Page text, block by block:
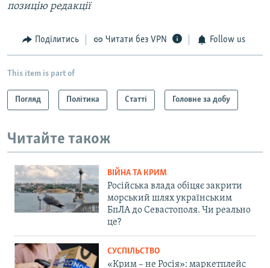
позицію редакції
Поділитись Читати без VPN Follow us
This item is part of
Погляд Політика Статті Головне за добу
Читайте також
ВІЙНА ТА КРИМ
Російська влада обіцяє закрити
морський шлях українським
БпЛА до Севастополя. Чи реально
це?
СУСПІЛЬСТВО
«Крим – не Росія»: маркетплейс